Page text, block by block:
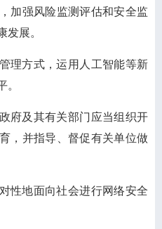
加强风险监测评估和安全监
发展。
理方式，运用人工智能等新
。
府及其有关部门应当组织开
，并指导、督促有关单位做
性地面向社会进行网络安全